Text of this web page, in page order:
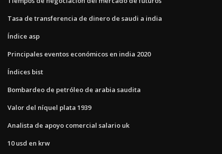
Tasa de transferencia de dinero de saudi a india
Índice asp
Principales eventos económicos en india 2020
Índices bist
Bombardeo de petróleo de arabia saudita
Valor del níquel plata 1939
Analista de apoyo comercial salario uk
10 usd en krw